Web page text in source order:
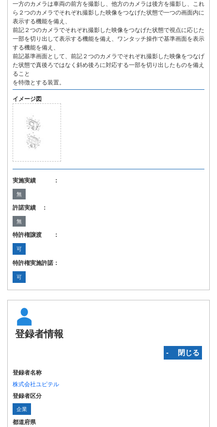
一方のカメラは車両の前方を撮影し、他方のカメラは後方を撮影し、これ
ら２つのカメラでそれぞれ撮影した映像をつなげた状態で一つの画面内に
表示する機能を備え、
前記２つのカメラでそれぞれ撮影した映像をつなげた状態で視点に応じた
一部を切り出して表示する機能を備え、ワンタッチ操作で基準画面を表示
する機能を備え、
前記基準画面として、前記２つのカメラでそれぞれ撮影した映像をつなげ
た状態で真後ろではなく斜め後ろに対応する一部を切り出したものを備え
ること
を特徴とする装置。
イメージ図
実施実績 ：
無
許諾実績 ：
無
特許権譲渡 ：
可
特許権実施許諾：
可
登録者情報
‐ 閉じる
登録者名称
株式会社ユピテル
登録者区分
企業
都道府県